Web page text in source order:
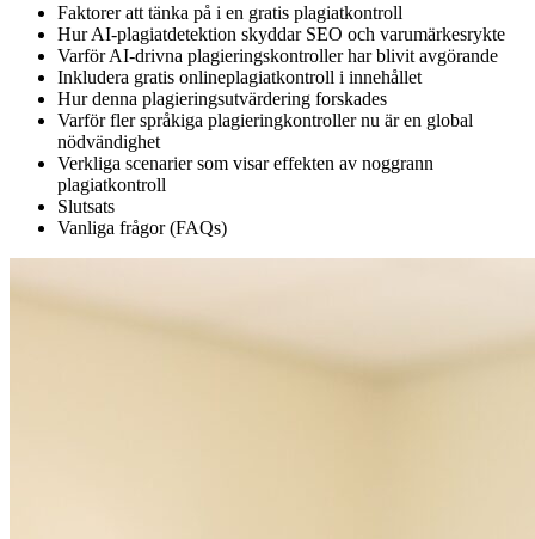
Faktorer att tänka på i en gratis plagiatkontroll
Hur AI-plagiatdetektion skyddar SEO och varumärkesrykte
Varför AI-drivna plagieringskontroller har blivit avgörande
Inkludera gratis onlineplagiatkontroll i innehållet
Hur denna plagieringsutvärdering forskades
Varför fler språkiga plagieringkontroller nu är en global
nödvändighet
Verkliga scenarier som visar effekten av noggrann
plagiatkontroll
Slutsats
Vanliga frågor (FAQs)